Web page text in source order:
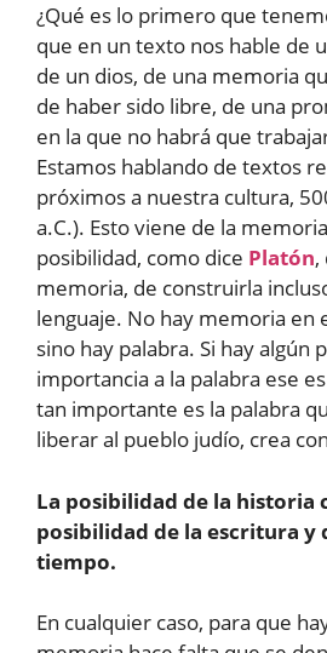
¿Qué es lo primero que
que en un texto nos hable de
de un dios, de una memoria
de haber sido libre, de una
en la que no habrá que
Estamos hablando de textos
próximos a nuestra cultura,
a.C.). Esto viene de la
posibilidad, como dice Platón,
memoria, de construirla
lenguaje. No hay memoria en
sino hay palabra. Si hay algún
importancia a la palabra ese
tan importante es la palabra
liberar al pueblo judío, crea
La posibilidad de la historia
posibilidad de la escritura y
tiempo.
En cualquier caso, para que